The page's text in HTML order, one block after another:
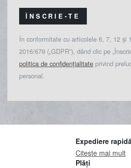
ÎNSCRIE-TE
În conformitate cu articolele 6, 7, 12 și
2016/679 („GDPR”), dând clic pe
politica de confidențialitate privind
personal.
Expediere rapidă
Citeste mai mult
Plăți